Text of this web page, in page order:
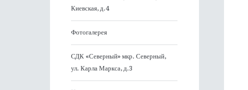
Киевская, д.4
Фотогалерея
СДК «Северный» мкр. Северный,
ул. Карла Маркса, д.3